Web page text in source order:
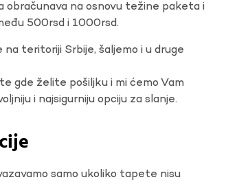
obračunava na osnovu težine paketa i
500rsd i 1000rsd.
na teritoriji Srbije, šaljemo i u druge
gde želite pošiljku i mi ćemo Vam
i najsigurniju opciju za slanje.
samo ukoliko tapete nisu